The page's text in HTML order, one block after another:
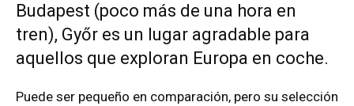
Budapest (poco más de una hora en
tren), Győr es un lugar agradable para
aquellos que exploran Europa en coche.
Puede ser pequeño en comparación, pero su selección